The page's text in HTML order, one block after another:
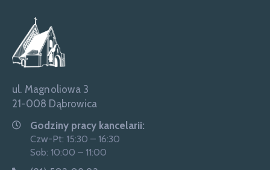
ul. Magnoliowa 3
21-008 Dąbrowica
Godziny pracy kancelarii:
Czw-Pt: 15:30 – 16:30
Sob: 10:00 – 11:00